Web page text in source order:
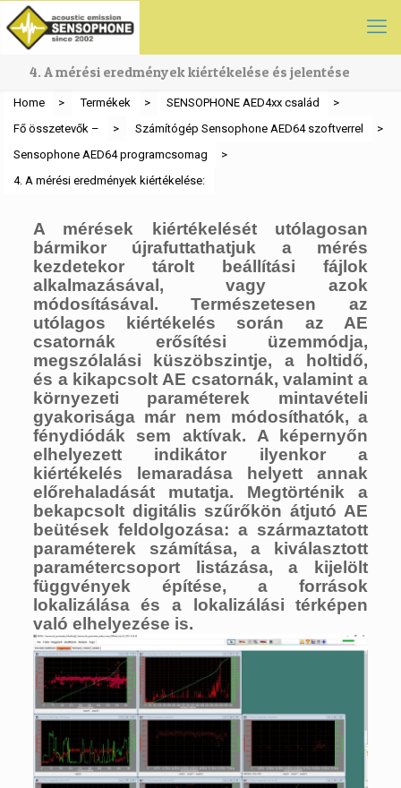
4. A mérési eredmények kiértékelése és jelentése
Home > Termékek > SENSOPHONE AED4xx család
>
Fő összetevők –
> Számítógép Sensophone AED64 szoftverrel
>
Sensophone AED64 programcsomag
>
4. A mérési eredmények kiértékelése:
A mérések kiértékelését utólagosan
bármikor újrafuttathatjuk a mérés
kezdetekor tárolt beállítási fájlok
alkalmazásával, vagy azok
módosításával. Természetesen az
utólagos kiértékelés során az AE
csatornák erősítési üzemmódja,
megszólalási küszöbszintje, a holtidő,
és a kikapcsolt AE csatornák, valamint a
környezeti paraméterek mintavételi
gyakorisága már nem módosíthatók, a
fénydiódák sem aktívak. A képernyőn
elhelyezett indikátor ilyenkor a
kiértékelés lemaradása helyett annak
előrehaladását mutatja. Megtörténik a
bekapcsolt digitális szűrőkön átjutó AE
beütések feldolgozása: a származtatott
paraméterek számítása, a kiválasztott
paramétercsoport listázása, a kijelölt
függvények építése, a források
lokalizálása és a lokalizálási térképen
való elhelyezése is.